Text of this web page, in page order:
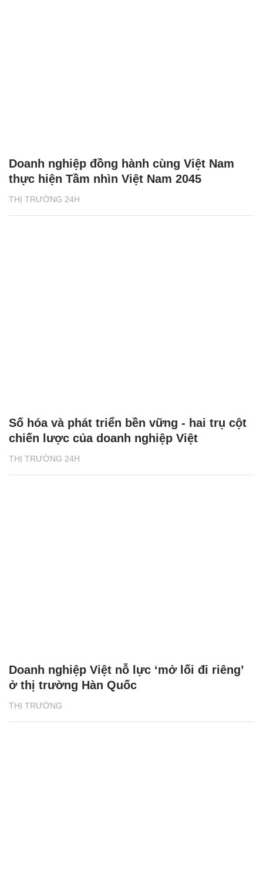
THỊ TRƯỜNG 24H
Doanh nghiệp đồng hành cùng Việt Nam
thực hiện Tầm nhìn Việt Nam 2045
THỊ TRƯỜNG 24H
Số hóa và phát triển bền vững - hai trụ cột
chiến lược của doanh nghiệp Việt
THỊ TRƯỜNG
Doanh nghiệp Việt nỗ lực ‘mở lối đi riêng’
ở thị trường Hàn Quốc